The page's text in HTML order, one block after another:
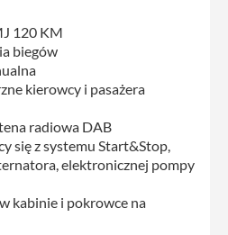
120 KM
biegów
kierowcy i pasażera
radiowa DAB
się z systemu Start&Stop,
elektronicznej pompy
kabinie i pokrowce na